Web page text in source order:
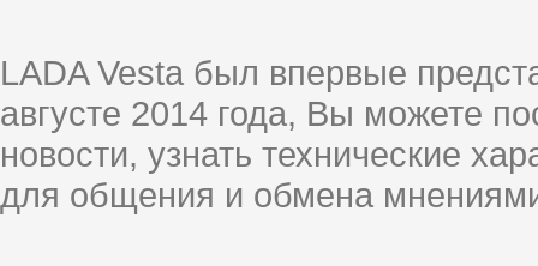
LADA Vesta был впервые
августе 2014 года, Вы можете
новости, узнать технические
для общения и обмена